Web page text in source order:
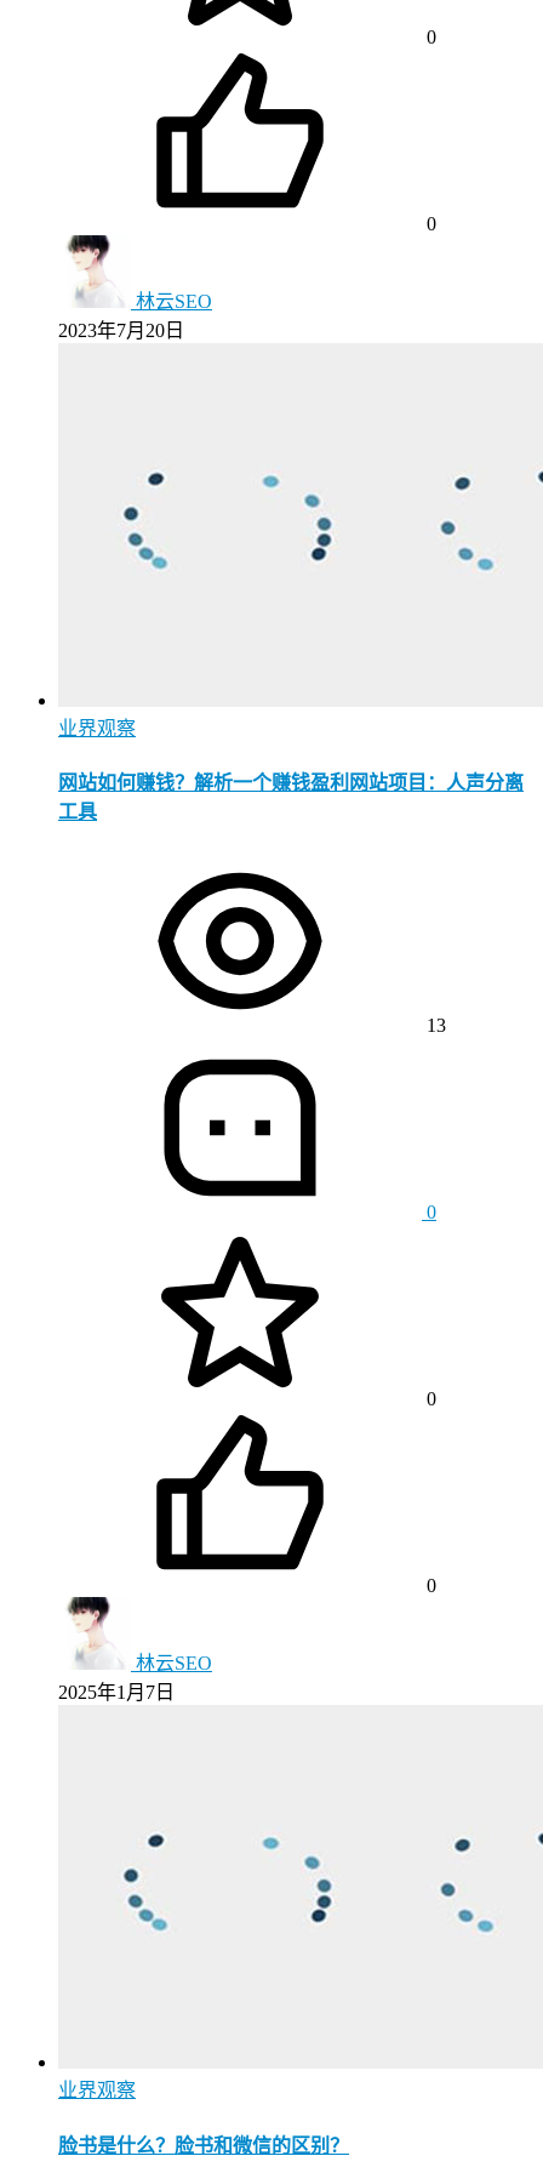
0
0
林云SEO
2023年7月20日
业界观察
网站如何赚钱？解析一个赚钱盈利网站项目：人声分离
工具
13
0
0
0
林云SEO
2025年1月7日
业界观察
脸书是什么？脸书和微信的区别？